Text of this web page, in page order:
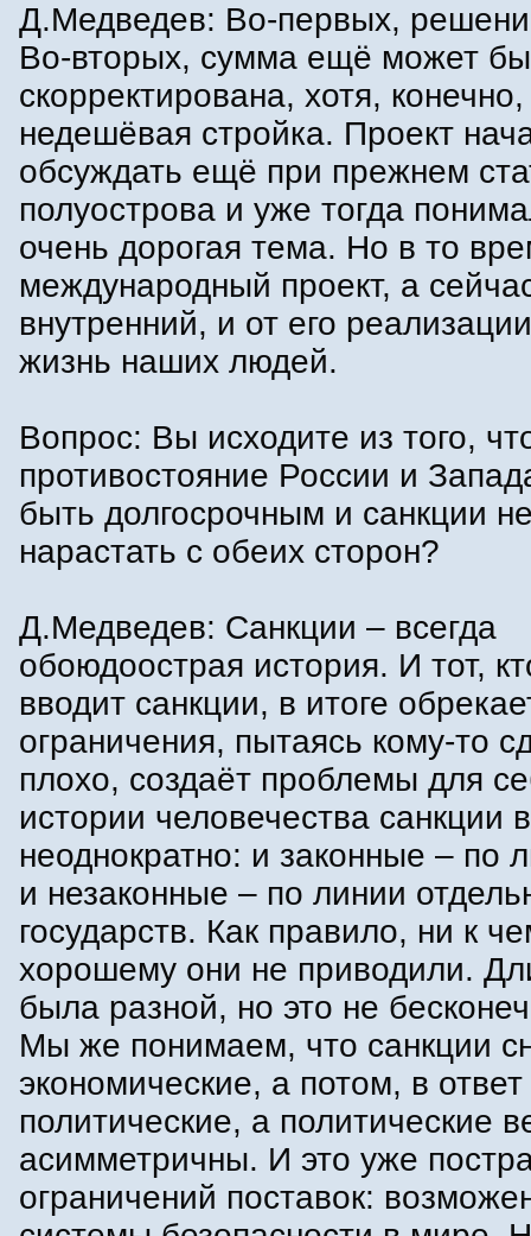
Д.Медведев: Во-первых,
Во-вторых, сумма ещё может
скорректирована, хотя, конечно,
недешёвая стройка. Проект
обсуждать ещё при прежнем
полуострова и уже тогда
очень дорогая тема. Но в то
международный проект, а
внутренний, и от его
жизнь наших людей.
Вопрос: Вы исходите из того,
противостояние России и
быть долгосрочным и санкции
нарастать с обеих сторон?
Д.Медведев: Санкции – всегда
обоюдоострая история. И тот,
вводит санкции, в итоге
ограничения, пытаясь кому-то
плохо, создаёт проблемы для
истории человечества санкции
неоднократно: и законные – по
и незаконные – по линии
государств. Как правило, ни к
хорошему они не приводили.
была разной, но это не
Мы же понимаем, что санкции
экономические, а потом, в ответ
политические, а политические
асимметричны. И это уже
ограничений поставок: